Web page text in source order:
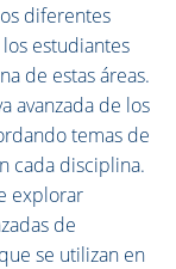
diferentes
estudiantes
de estas áreas.
avanzada de los
temas de
cada disciplina.
explorar
de
se utilizan en